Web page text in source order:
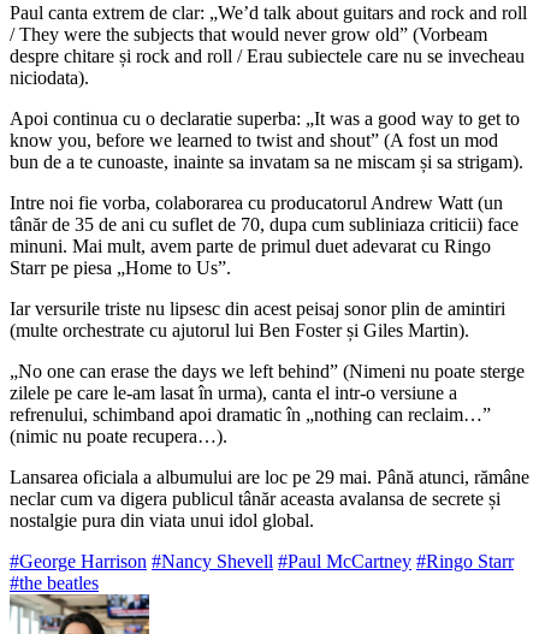
Paul canta extrem de clar: „We’d talk about guitars and rock and roll
/ They were the subjects that would never grow old” (Vorbeam
despre chitare și rock and roll / Erau subiectele care nu se invecheau
niciodata).
Apoi continua cu o declaratie superba: „It was a good way to get to
know you, before we learned to twist and shout” (A fost un mod
bun de a te cunoaste, inainte sa invatam sa ne miscam și sa strigam).
Intre noi fie vorba, colaborarea cu producatorul Andrew Watt (un
tânăr de 35 de ani cu suflet de 70, dupa cum subliniaza criticii) face
minuni. Mai mult, avem parte de primul duet adevarat cu Ringo
Starr pe piesa „Home to Us”.
Iar versurile triste nu lipsesc din acest peisaj sonor plin de amintiri
(multe orchestrate cu ajutorul lui Ben Foster și Giles Martin).
„No one can erase the days we left behind” (Nimeni nu poate sterge
zilele pe care le-am lasat în urma), canta el intr-o versiune a
refrenului, schimband apoi dramatic în „nothing can reclaim…”
(nimic nu poate recupera…).
Lansarea oficiala a albumului are loc pe 29 mai. Până atunci, rămâne
neclar cum va digera publicul tânăr aceasta avalansa de secrete și
nostalgie pura din viata unui idol global.
#George Harrison #Nancy Shevell #Paul McCartney #Ringo Starr
#the beatles